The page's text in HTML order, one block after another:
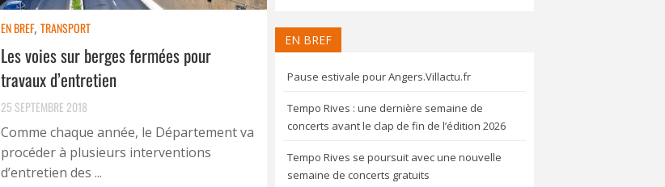
EN BREF, TRANSPORT
Les voies sur berges fermées pour
travaux d’entretien
25 SEPTEMBRE 2018
Comme chaque année, le Département va
procéder à plusieurs interventions
d’entretien des ...
EN BREF
Pause estivale pour Angers.Villactu.fr
Tempo Rives : une dernière semaine de
concerts avant le clap de fin de l’édition 2026
Tempo Rives se poursuit avec une nouvelle
semaine de concerts gratuits